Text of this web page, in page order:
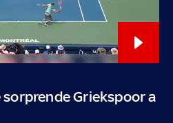
Griekspoor a